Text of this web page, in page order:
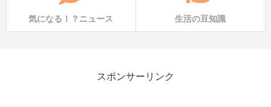
気になる！？ニュース 生活の豆知識
スポンサーリンク